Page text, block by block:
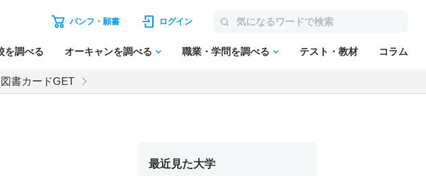
パンフ・願書 ログイン
を調べる オーキャンを調べる 職業・学問を調べる テスト・教材 コラム
書カードGET
最近見た大学